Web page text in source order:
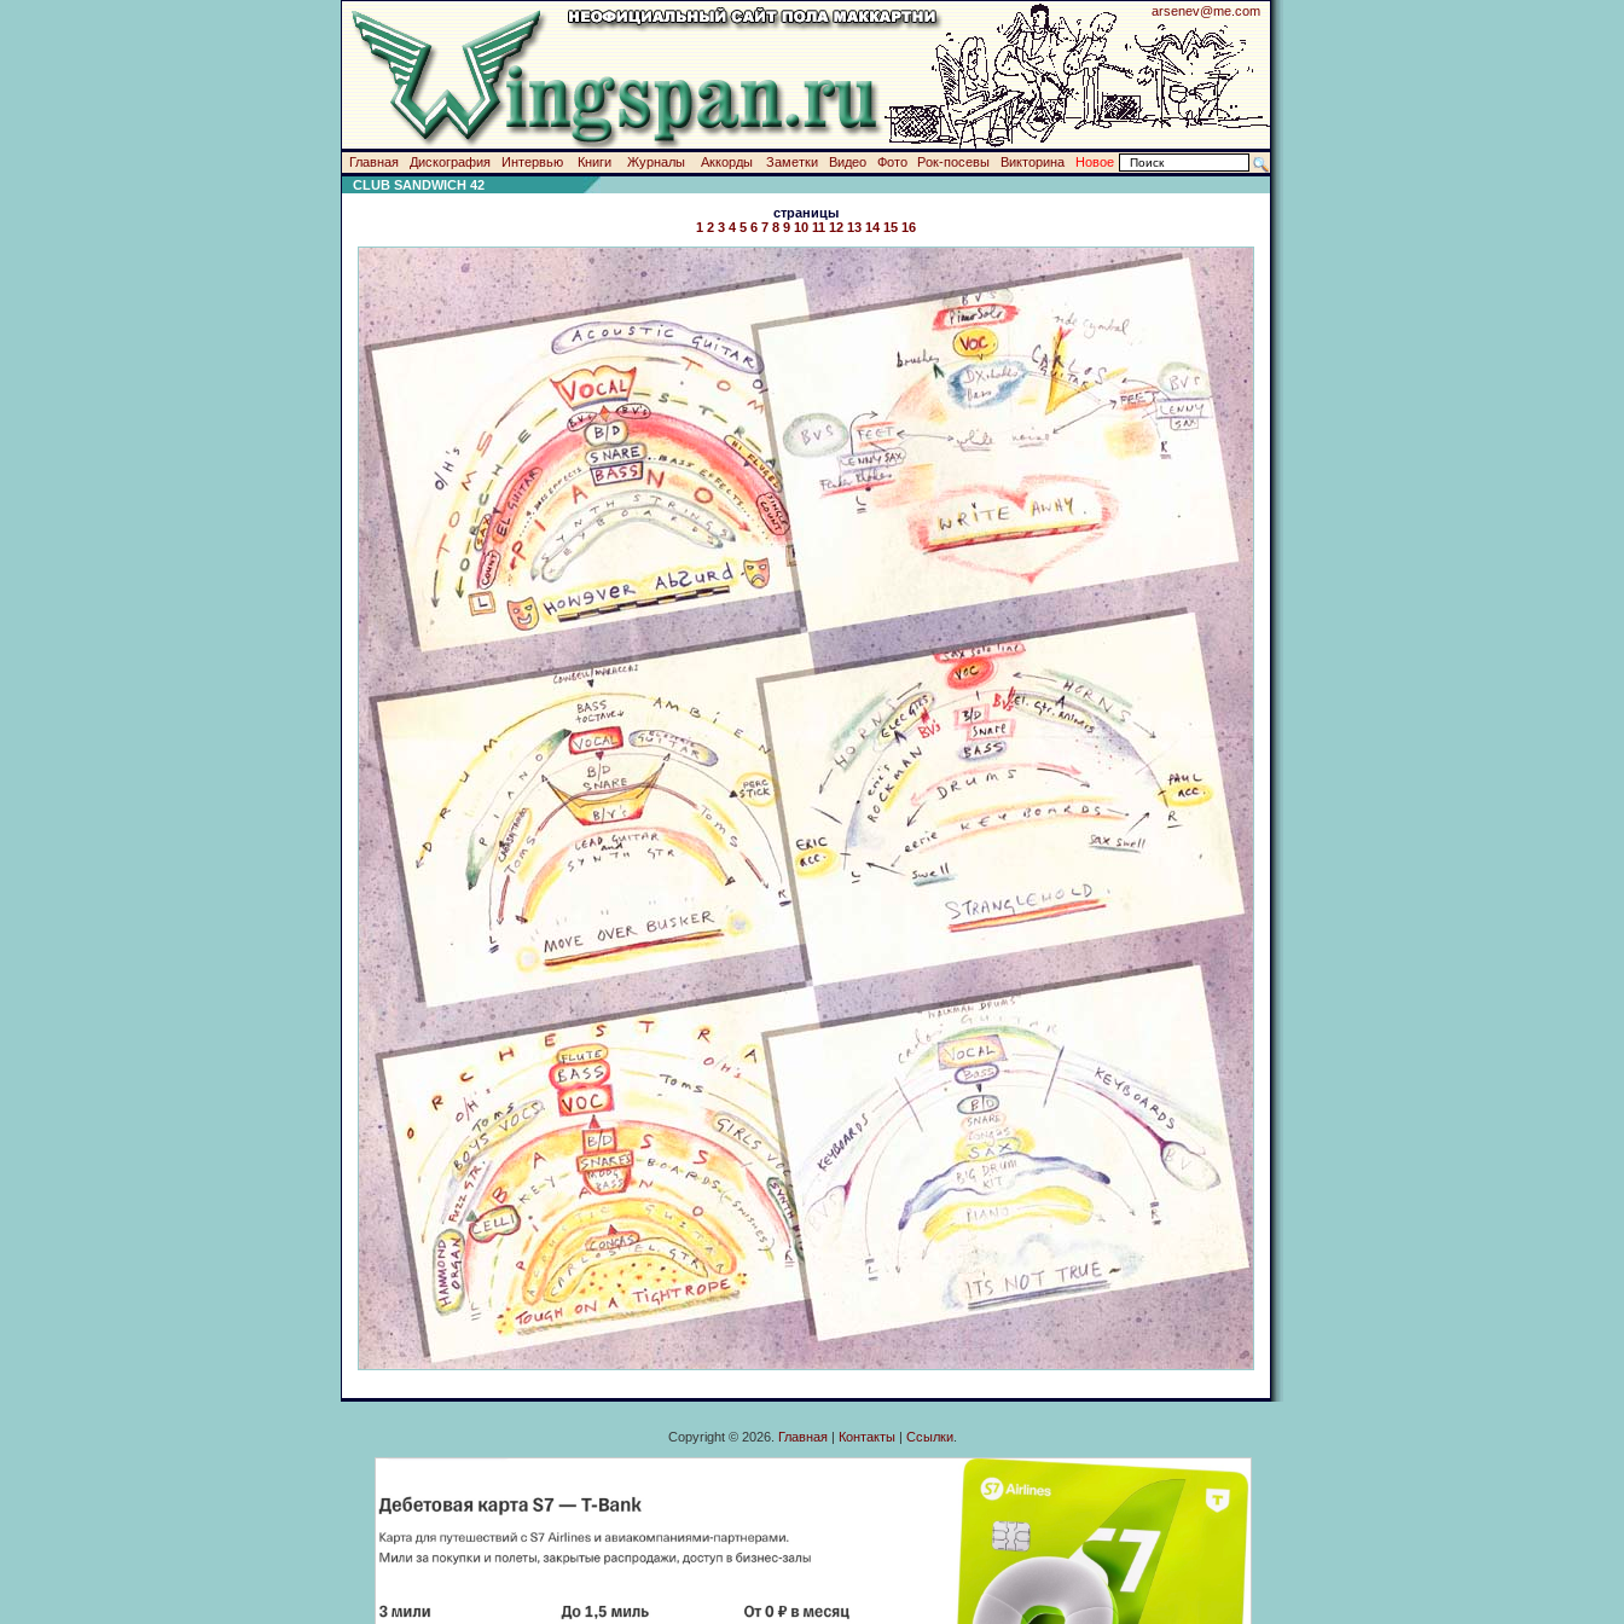
arsenev@me.com
Главная Дискография Интервью Книги Журналы Аккорды Заметки Видео Фото Рок-посевы Викторина
Новое
CLUB SANDWICH 42
страницы
1 2 3 4 5 6 7 8 9 10 11 12 13 14 15 16
Copyright © 2026. Главная| Контакты| Ссылки.